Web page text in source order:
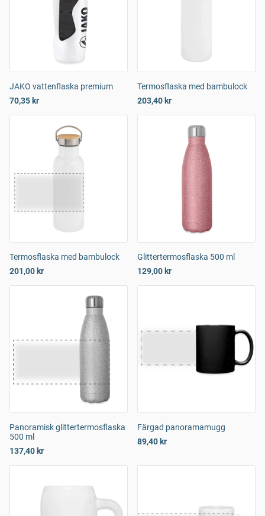
JAKO vattenflaska premium
70,35 kr
Termosflaska med bambulock
203,40 kr
Termosflaska med bambulock
201,00 kr
Glittertermosflaska 500 ml
129,00 kr
Panoramisk glittertermosflaska
500 ml
137,40 kr
Färgad panoramamugg
89,40 kr